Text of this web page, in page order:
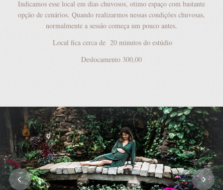
Indicamos esse local em dias chuvosos, otimo espaço com bastante
opção de cenários. Quando realizarmos nessas condições chuvosas,
normalmente a sessão começa um pouco antes.
Local fica cerca de 20 minutos do estúdio
Deslocamento 300,00